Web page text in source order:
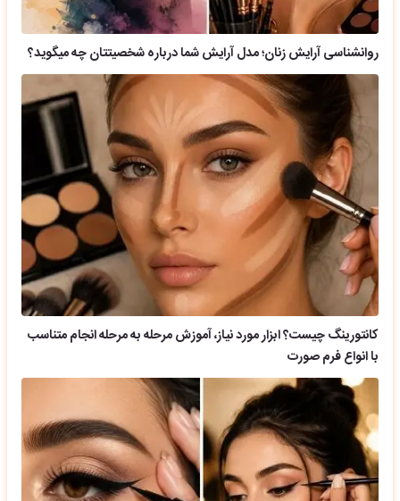
روانشناسی آرایش زنان؛ مدل آرایش شما درباره شخصیتتان چه میگوید؟
کانتورینگ چیست؟ ابزار مورد نیاز، آموزش مرحله به مرحله انجام متناسب
با انواع فرم صورت